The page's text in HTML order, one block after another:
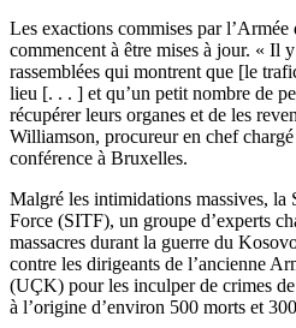
Les exactions commises par
commencent à être mises à jour. « Il
rassemblées qui montrent que [le
lieu [. . . ] et qu’un petit nombre de
récupérer leurs organes et de les
Williamson, procureur en chef
conférence à Bruxelles.
Malgré les intimidations massives, la
Force (SITF), un groupe d’experts
massacres durant la guerre du
contre les dirigeants de l’ancienne
(UÇK) pour les inculper de crimes
à l’origine d’environ 500 morts et